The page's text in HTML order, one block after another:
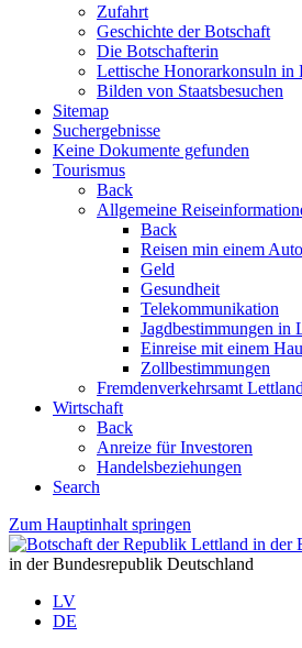
Zufahrt
Geschichte der Botschaft
Die Botschafterin
Lettische Honorarkonsuln in
Bilden von Staatsbesuchen
Sitemap
Suchergebnisse
Keine Dokumente gefunden
Tourismus
Back
Allgemeine
Back
Reisen min einem Auto
Geld
Gesundheit
Telekommunikation
Jagdbestimmungen in
Einreise mit einem
Zollbestimmungen
Fremdenverkehrsamt Lettland
Wirtschaft
Back
Anreize für Investoren
Handelsbeziehungen
Search
Zum Hauptinhalt springen
in der Bundesrepublik Deutschland
LV
DE